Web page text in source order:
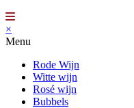
×
Menu
Rode Wijn
Witte wijn
Rosé wijn
Bubbels